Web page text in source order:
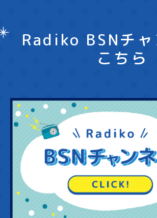
Radiko BSNチャ
こちら